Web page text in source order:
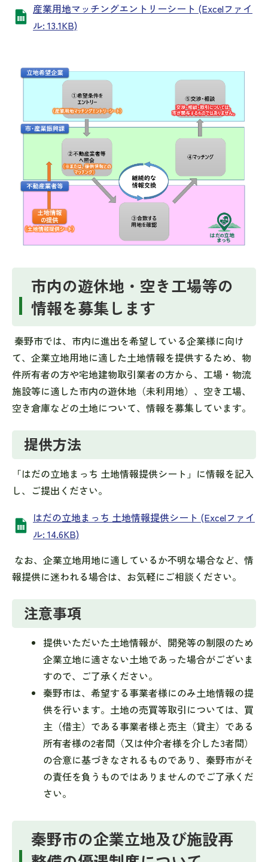
産業用地マッチングエントリーシート (Excelファイ
ル: 13.1KB)
市内の遊休地・空き工場等の
情報を募集します
秦野市では、市内に進出を希望している企業様に向け
て、企業立地用地に適した土地情報を提供するため、物
件所有者の方や宅地建物取引業者の方から、工場・物流
施設等に適した市内の遊休地（未利用地）、空き工場、
空き倉庫などの土地について、情報を募集しています。
提供方法
「はだの立地まっち 土地情報提供シート」に情報を記入
し、ご提出ください。
はだの立地まっち 土地情報提供シート (Excelファイ
ル: 14.6KB)
なお、企業立地用地に適しているか不明な場合など、情
報提供に迷われる場合は、お気軽にご相談ください。
注意事項
提供いただいた土地情報が、開発等の制限のため
企業立地に適さない土地であった場合がございま
すので、ご了承ください。
秦野市は、希望する事業者様にのみ土地情報の提
供を行います。土地の売買等取引については、買
主（借主）である事業者様と売主（貸主）である
所有者様の2者間（又は仲介者様を介した3者間）
の合意に基づきなされるものであり、秦野市がそ
の責任を負うものではありませんのでご了承くだ
さい。
秦野市の企業立地及び施設再